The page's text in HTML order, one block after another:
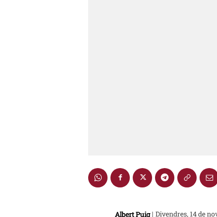
Albert Puig | Divendres, 14 de